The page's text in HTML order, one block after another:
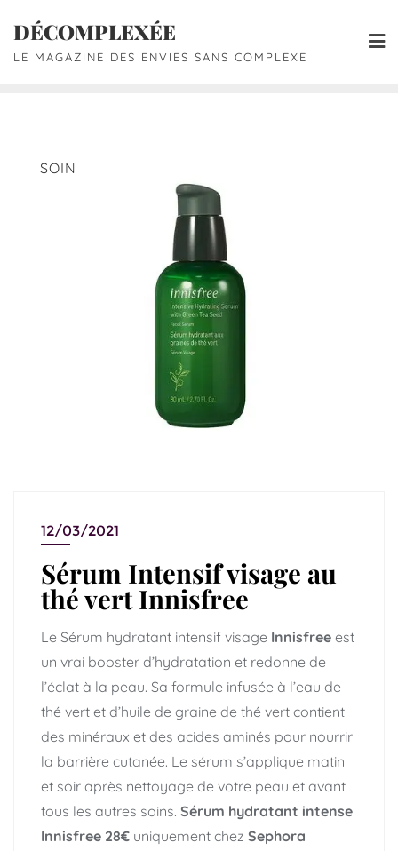
DÉCOMPLEXÉE
LE MAGAZINE DES ENVIES SANS COMPLEXE
SOIN
12/03/2021
Sérum Intensif visage au
thé vert Innisfree
Le Sérum hydratant intensif visage Innisfree est
un vrai booster d’hydratation et redonne de
l’éclat à la peau. Sa formule infusée à l’eau de
thé vert et d’huile de graine de thé vert contient
des minéraux et des acides aminés pour nourrir
la barrière cutanée. Le sérum s’applique matin
et soir après nettoyage de votre peau et avant
tous les autres soins. Sérum hydratant intense
Innisfree 28€ uniquement chez Sephora